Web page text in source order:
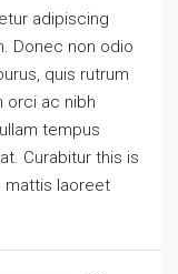
adipiscing
Donec non odio
quis rutrum
orci ac nibh
tempus
Curabitur this is
mattis laoreet